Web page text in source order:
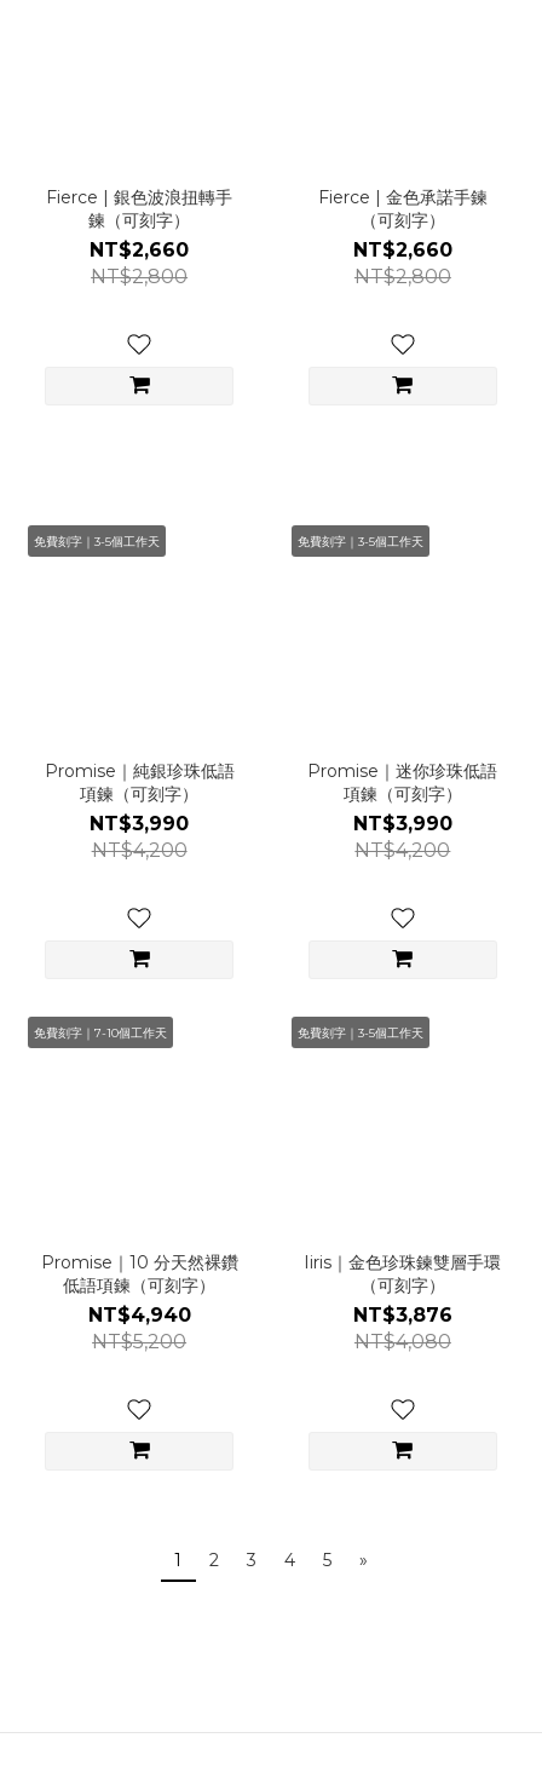
Fierce | 銀色波浪扭轉手
鍊（可刻字）
NT$2,660
NT$2,800
Fierce | 金色承諾手鍊
（可刻字）
NT$2,660
NT$2,800
免費刻字｜3-5個工作天
Promise｜純銀珍珠低語
項鍊（可刻字）
NT$3,990
NT$4,200
免費刻字｜3-5個工作天
Promise｜迷你珍珠低語
項鍊（可刻字）
NT$3,990
NT$4,200
免費刻字｜7-10個工作天
Promise｜10 分天然裸鑽
低語項鍊（可刻字）
NT$4,940
NT$5,200
免費刻字｜3-5個工作天
Iiris｜金色珍珠鍊雙層手環
（可刻字）
NT$3,876
NT$4,080
1 2 3 4 5 »